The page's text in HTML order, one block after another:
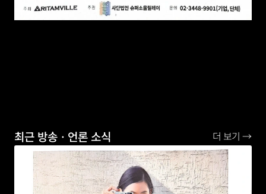
최근 방송ㆍ언론 소식 더 보기 →